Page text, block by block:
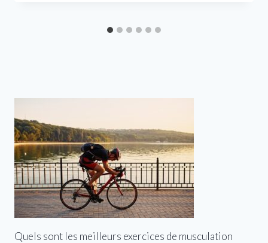
Quels sont les meilleurs exercices de musculation